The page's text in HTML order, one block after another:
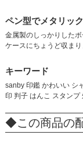
ペン型でメタリッ
金属製のしっかりした
ケースにちょうど収まり
キーワード
sanby 印鑑 かわいい シ
印 判子 はんこ スタンプ
◆この商品の